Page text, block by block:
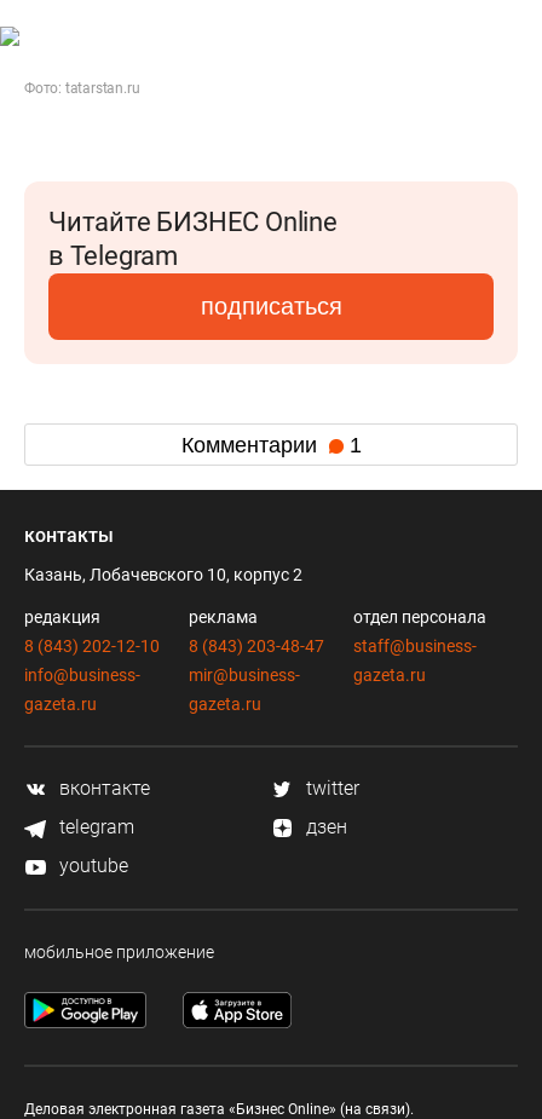
Фото: tatarstan.ru
Читайте БИЗНЕС Online
в Telegram
подписаться
Комментарии 1
контакты
Казань, Лобачевского 10, корпус 2
редакция
8 (843) 202-12-10
info@business-
gazeta.ru
реклама
8 (843) 203-48-47
mir@business-
gazeta.ru
отдел персонала
staff@business-
gazeta.ru
вконтакте
twitter
telegram
дзен
youtube
мобильное приложение
Деловая электронная газета «Бизнес Online» (на связи).